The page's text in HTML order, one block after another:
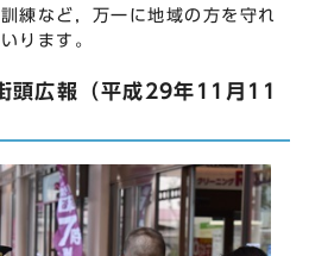
練など，万一に地域の方を守れ
ります。
頭広報（平成29年11月11